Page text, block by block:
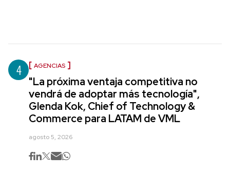
4 AGENCIAS
"La próxima ventaja competitiva no
vendrá de adoptar más tecnología",
Glenda Kok, Chief of Technology &
Commerce para LATAM de VML
agosto 5, 2026